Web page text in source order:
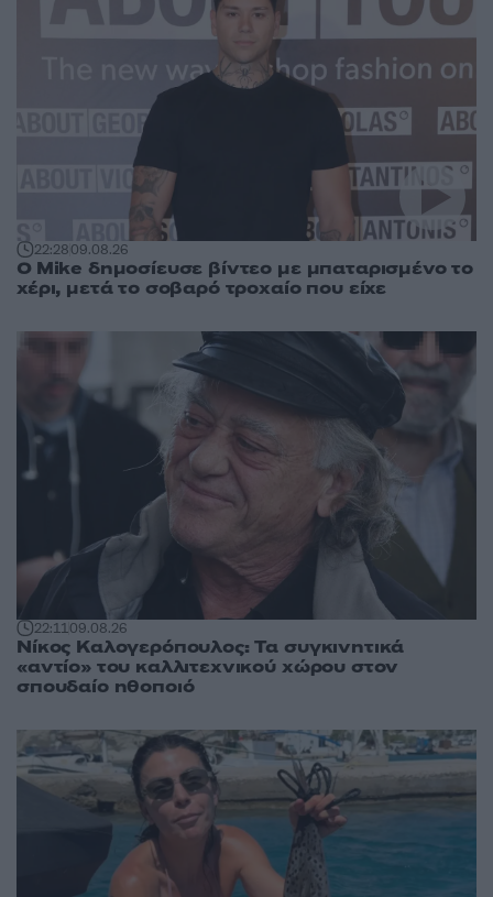
22:2809.08.26
O Mike δημοσίευσε βίντεο με μπαταρισμένο το
χέρι, μετά το σοβαρό τροχαίο που είχε
22:1109.08.26
Νίκος Καλογερόπουλος: Τα συγκινητικά
«αντίο» του καλλιτεχνικού χώρου στον
σπουδαίο ηθοποιό